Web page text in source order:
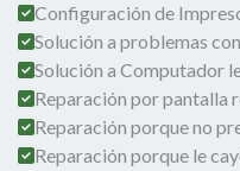
Configuración de
Solución a problemas
Solución a Computador
Reparación por pantalla
Reparación porque no
Reparación porque le